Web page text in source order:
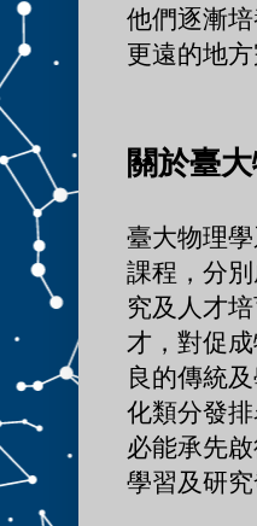
他們逐漸
更遠的地
關於臺
臺大物理
課程，分
究及人才
才，對促
良的傳統
化類分發
必能承先
學習及研究